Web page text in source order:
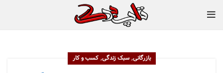
بازرگانی,سبک زندگی,کسب و کار